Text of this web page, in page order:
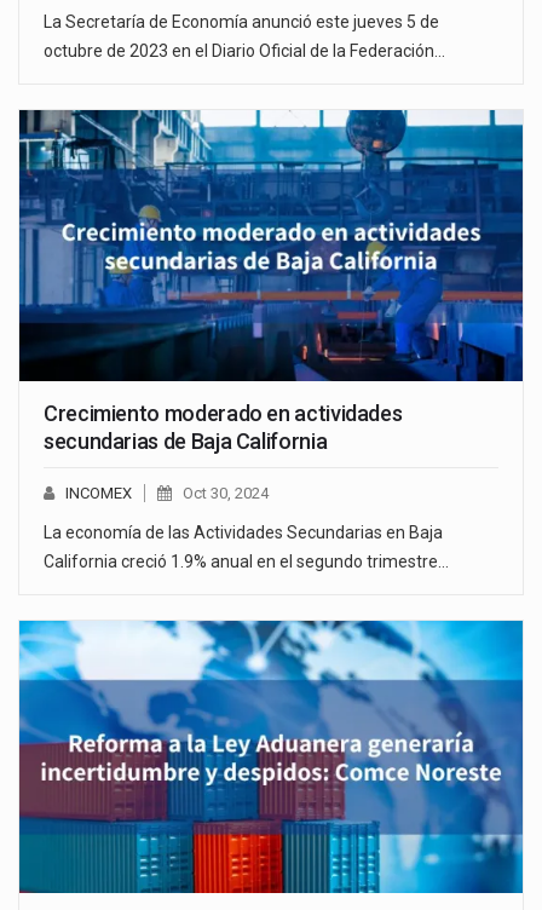
La Secretaría de Economía anunció este jueves 5 de
octubre de 2023 en el Diario Oficial de la Federación…
Crecimiento moderado en actividades
secundarias de Baja California
INCOMEX Oct 30, 2024
La economía de las Actividades Secundarias en Baja
California creció 1.9% anual en el segundo trimestre…